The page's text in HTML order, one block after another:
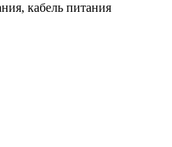
кабель питания